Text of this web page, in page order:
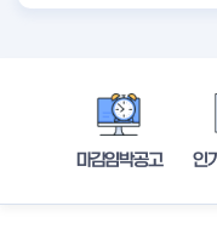
마감임박공고 인